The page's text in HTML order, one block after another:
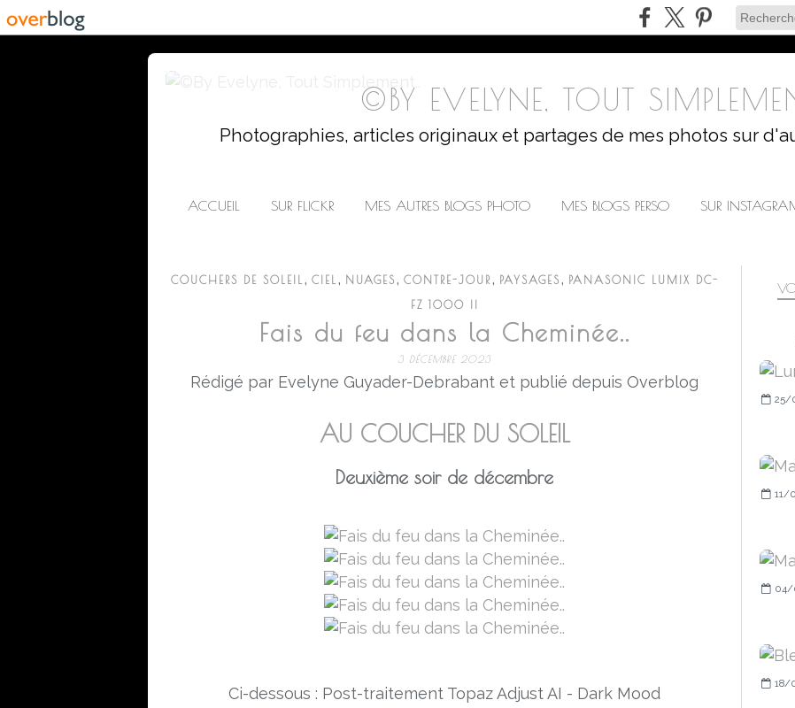
©BY EVELYNE, TOUT
Photographies, articles originaux et partages de mes photos sur
ACCUEIL SUR FLICKR MES AUTRES BLOGS PHOTO MES BLOGS PERSO SUR
COUCHERS DE SOLEIL , CIEL , NUAGES , CONTRE-JOUR, PAYSAGES , PANASONIC LUMIX DC-
FZ 1000 II
Fais du feu dans la Cheminée..
3 DÉCEMBRE 2023
Rédigé par Evelyne Guyader-Debrabant et publié depuis Overblog
AU COUCHER DU SOLEIL
Deuxième soir de décembre
Ci-dessous : Post-traitement Topaz Adjust AI - Dark Mood
25/
11/
04/
18/